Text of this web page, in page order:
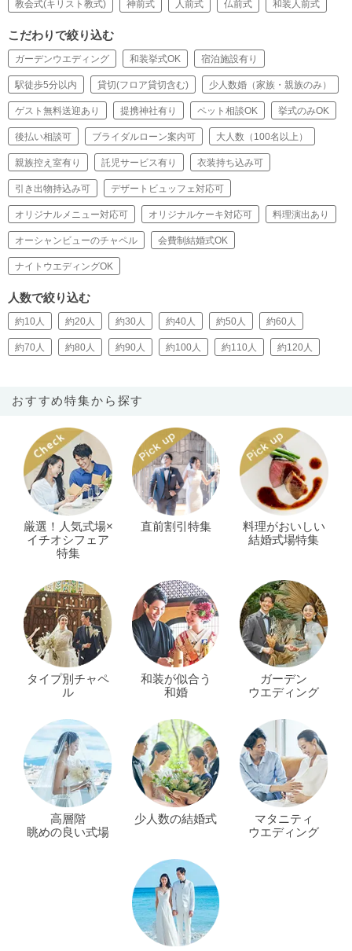
教会式(キリスト教式) 神前式 人前式 仏前式 和装人前式
こだわりで絞り込む
ガーデンウエディング 和装挙式OK 宿泊施設有り
駅徒歩5分以内 貸切(フロア貸切含む) 少人数婚（家族・親族のみ）
ゲスト無料送迎あり 提携神社有り ペット相談OK 挙式のみOK
後払い相談可 ブライダルローン案内可 大人数（100名以上）
親族控え室有り 託児サービス有り 衣装持ち込み可
引き出物持込み可 デザートビュッフェ対応可
オリジナルメニュー対応可 オリジナルケーキ対応可 料理演出あり
オーシャンビューのチャペル 会費制結婚式OK
ナイトウエディングOK
人数で絞り込む
約10人 約20人 約30人 約40人 約50人 約60人
約70人 約80人 約90人 約100人 約110人 約120人
おすすめ特集から探す
厳選！人気式場×
イチオシフェア
特集
直前割引特集
料理がおいしい
結婚式場特集
タイプ別チャペ
ル
和装が似合う
和婚
ガーデン
ウエディング
高層階
眺めの良い式場
少人数の結婚式
マタニティ
ウエディング